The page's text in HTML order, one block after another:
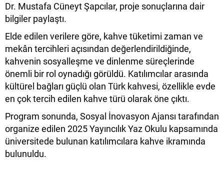
Dr. Mustafa Cüneyt Şapcılar, proje sonuçlarına dair
bilgiler paylaştı.
Elde edilen verilere göre, kahve tüketimi zaman ve
mekân tercihleri açısından değerlendirildiğinde,
kahvenin sosyalleşme ve dinlenme süreçlerinde
önemli bir rol oynadığı görüldü. Katılımcılar arasında
kültürel bağları güçlü olan Türk kahvesi, özellikle evde
en çok tercih edilen kahve türü olarak öne çıktı.
Program sonunda, Sosyal İnovasyon Ajansı tarafından
organize edilen 2025 Yayıncılık Yaz Okulu kapsamında
üniversitede bulunan katılımcılara kahve ikramında
bulunuldu.